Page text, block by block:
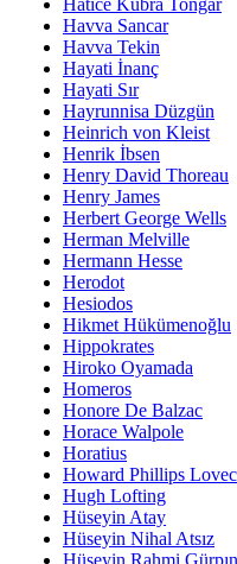
Hatice Kübra Tongar
Havva Sancar
Havva Tekin
Hayati İnanç
Hayati Sır
Hayrunnisa Düzgün
Heinrich von Kleist
Henrik İbsen
Henry David Thoreau
Henry James
Herbert George Wells
Herman Melville
Hermann Hesse
Herodot
Hesiodos
Hikmet Hükümenoğlu
Hippokrates
Hiroko Oyamada
Homeros
Honore De Balzac
Horace Walpole
Horatius
Howard Phillips
Hugh Lofting
Hüseyin Atay
Hüseyin Nihal Atsız